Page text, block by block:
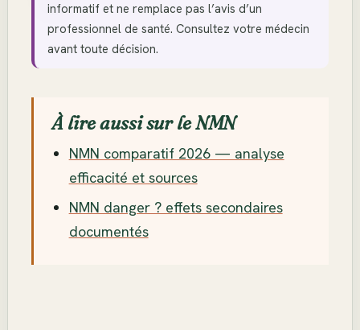
informatif et ne remplace pas l’avis d’un
professionnel de santé. Consultez votre médecin
avant toute décision.
À lire aussi sur le NMN
NMN comparatif 2026 — analyse
efficacité et sources
NMN danger ? effets secondaires
documentés